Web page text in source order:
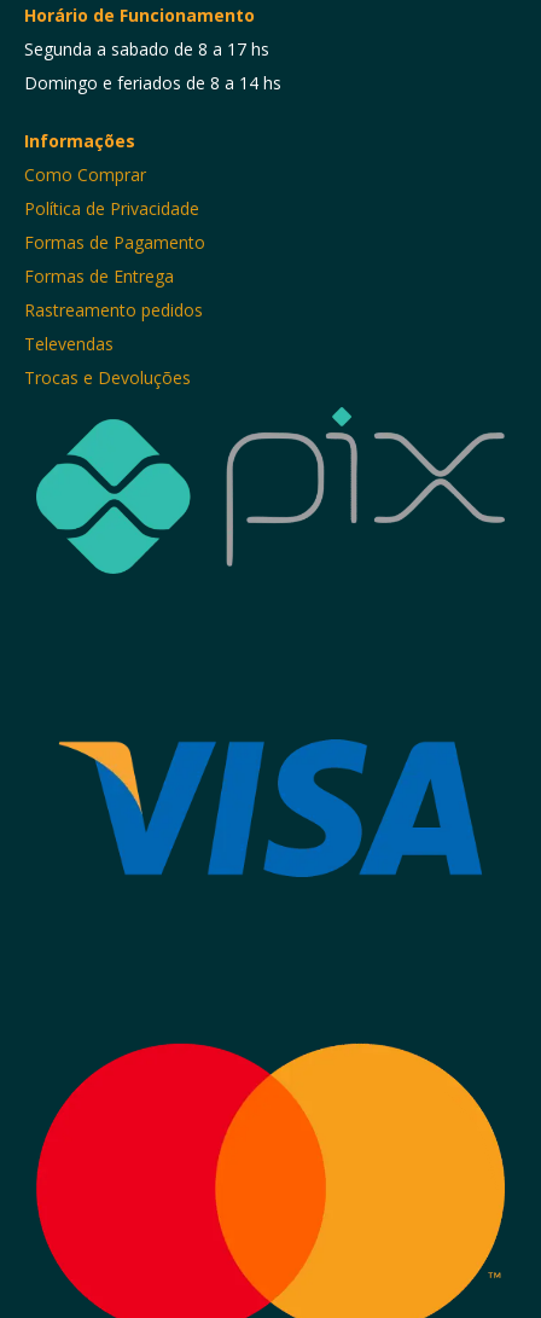
Horário de Funcionamento
Segunda a sabado de 8 a 17 hs
Domingo e feriados de 8 a 14 hs
Informações
Como Comprar
Política de Privacidade
Formas de Pagamento
Formas de Entrega
Rastreamento pedidos
Televendas
Trocas e Devoluções